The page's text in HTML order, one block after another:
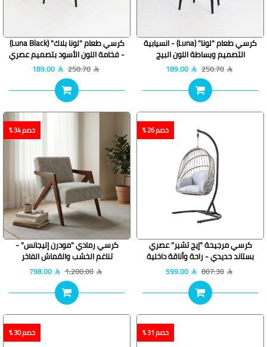
كرسي طعام "لونا" (Luna) - انسيابية
التصميم وبساطة اللون البيج
189.00 250.70
كرسي طعام "لونا بلاك" (Luna Black)
- فخامة اللون الأسود بتصميم عصري
189.00 250.70
خصم 26 %
كرسي مرجيحة "إيج تشير" عصري
بستاند حديدي - راحة وأناقة داخلية
وخارجية599.00 807.30
خصم 34 %
كرسي رمادي "مودرن إليجانس" -
تناغم الخشب والقماش الفاخر
798.00 1,200.00
خصم 31 % خصم 30 %